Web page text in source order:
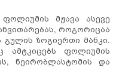
მჟავა ასევე
როგორიცაა
ზოგიერთი მანკი.
ამტკიცებს ფოლიუმის
ნეირობლასტომის და